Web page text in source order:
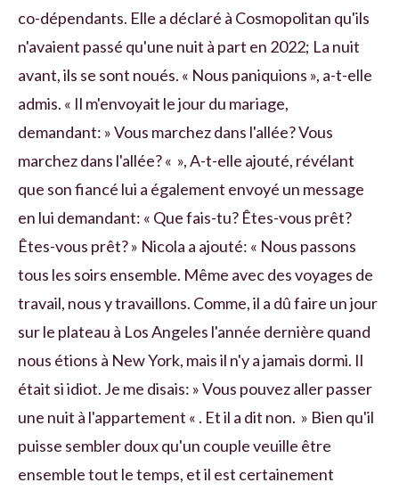
co-dépendants. Elle a déclaré à Cosmopolitan qu'ils
n'avaient passé qu'une nuit à part en 2022; La nuit
avant, ils se sont noués. « Nous paniquions », a-t-elle
admis. « Il m'envoyait le jour du mariage,
demandant: » Vous marchez dans l'allée? Vous
marchez dans l'allée? « », A-t-elle ajouté, révélant
que son fiancé lui a également envoyé un message
en lui demandant: « Que fais-tu? Êtes-vous prêt?
Êtes-vous prêt? » Nicola a ajouté: « Nous passons
tous les soirs ensemble. Même avec des voyages de
travail, nous y travaillons. Comme, il a dû faire un jour
sur le plateau à Los Angeles l'année dernière quand
nous étions à New York, mais il n'y a jamais dormi. Il
était si idiot. Je me disais: » Vous pouvez aller passer
une nuit à l'appartement « . Et il a dit non. » Bien qu'il
puisse sembler doux qu'un couple veuille être
ensemble tout le temps, et il est certainement